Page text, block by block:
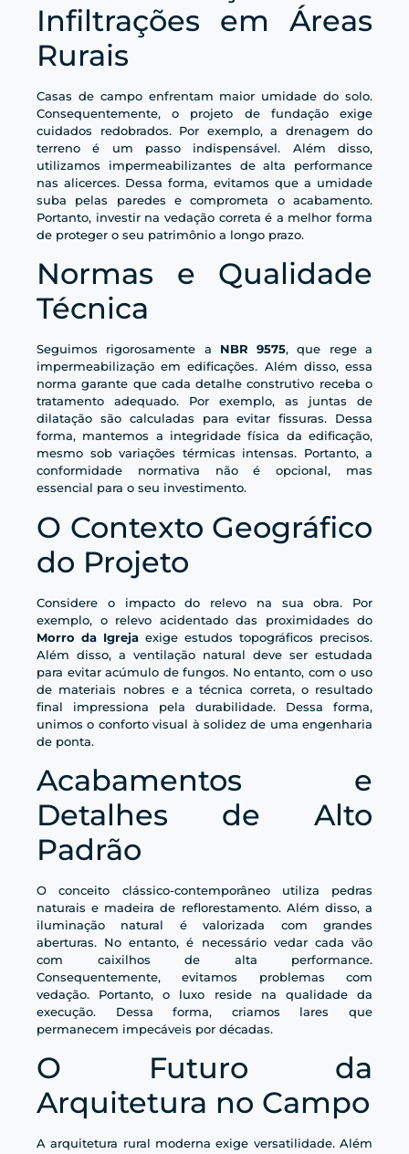
Infiltrações em Áreas
Rurais
Casas de campo enfrentam maior umidade do solo.
Consequentemente, o projeto de fundação exige
cuidados redobrados. Por exemplo, a drenagem do
terreno é um passo indispensável. Além disso,
utilizamos impermeabilizantes de alta performance
nas alicerces. Dessa forma, evitamos que a umidade
suba pelas paredes e comprometa o acabamento.
Portanto, investir na vedação correta é a melhor forma
de proteger o seu patrimônio a longo prazo.
Normas e Qualidade
Técnica
Seguimos rigorosamente a NBR 9575, que rege a
impermeabilização em edificações. Além disso, essa
norma garante que cada detalhe construtivo receba o
tratamento adequado. Por exemplo, as juntas de
dilatação são calculadas para evitar fissuras. Dessa
forma, mantemos a integridade física da edificação,
mesmo sob variações térmicas intensas. Portanto, a
conformidade normativa não é opcional, mas
essencial para o seu investimento.
O Contexto Geográfico
do Projeto
Considere o impacto do relevo na sua obra. Por
exemplo, o relevo acidentado das proximidades do
Morro da Igreja exige estudos topográficos precisos.
Além disso, a ventilação natural deve ser estudada
para evitar acúmulo de fungos. No entanto, com o uso
de materiais nobres e a técnica correta, o resultado
final impressiona pela durabilidade. Dessa forma,
unimos o conforto visual à solidez de uma engenharia
de ponta.
Acabamentos e
Detalhes de Alto
Padrão
O conceito clássico-contemporâneo utiliza pedras
naturais e madeira de reflorestamento. Além disso, a
iluminação natural é valorizada com grandes
aberturas. No entanto, é necessário vedar cada vão
com caixilhos de alta performance.
Consequentemente, evitamos problemas com
vedação. Portanto, o luxo reside na qualidade da
execução. Dessa forma, criamos lares que
permanecem impecáveis por décadas.
O Futuro da
Arquitetura no Campo
A arquitetura rural moderna exige versatilidade. Além